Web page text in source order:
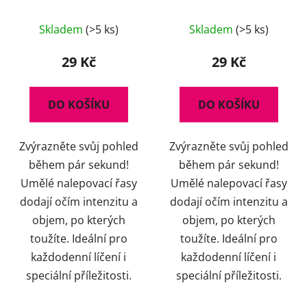
Skladem (>5 ks)
29 Kč
DO KOŠÍKU
Zvýrazněte svůj pohled
během pár sekund!
Umělé nalepovací řasy
dodají očím intenzitu a
objem, po kterých
toužíte. Ideální pro
každodenní líčení i
speciální příležitosti.
Skladem (>5 ks)
29 Kč
DO KOŠÍKU
Zvýrazněte svůj pohled
během pár sekund!
Umělé nalepovací řasy
dodají očím intenzitu a
objem, po kterých
toužíte. Ideální pro
každodenní líčení i
speciální příležitosti.